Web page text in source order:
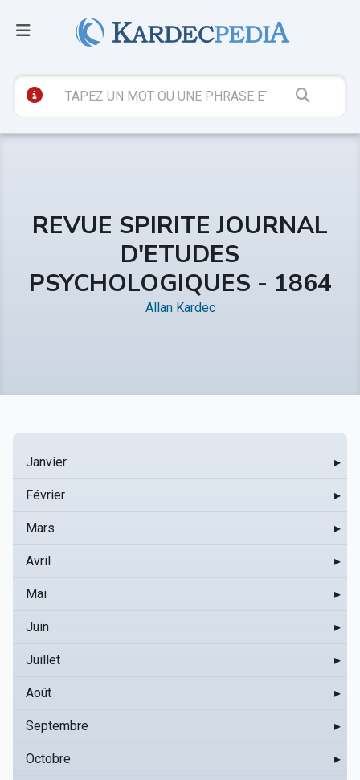
REVUE SPIRITE JOURNAL
D'ETUDES
PSYCHOLOGIQUES - 1864
Allan Kardec
Janvier ▸
Février ▸
Mars ▸
Avril ▸
Mai ▸
Juin ▸
Juillet ▸
Août ▸
Septembre ▸
Octobre ▸